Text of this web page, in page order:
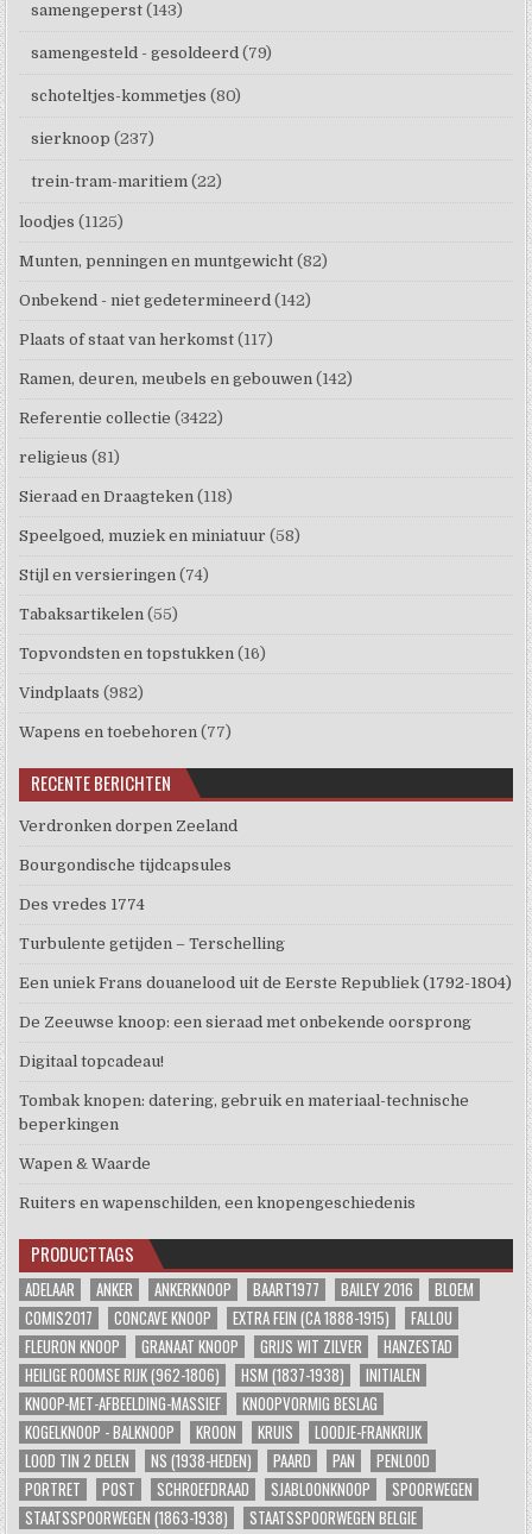
samengeperst (143)
samengesteld - gesoldeerd (79)
schoteltjes-kommetjes (80)
sierknoop (237)
trein-tram-maritiem (22)
loodjes (1125)
Munten, penningen en muntgewicht (82)
Onbekend - niet gedetermineerd (142)
Plaats of staat van herkomst (117)
Ramen, deuren, meubels en gebouwen (142)
Referentie collectie (3422)
religieus (81)
Sieraad en Draagteken (118)
Speelgoed, muziek en miniatuur (58)
Stijl en versieringen (74)
Tabaksartikelen (55)
Topvondsten en topstukken (16)
Vindplaats (982)
Wapens en toebehoren (77)
RECENTE BERICHTEN
Verdronken dorpen Zeeland
Bourgondische tijdcapsules
Des vredes 1774
Turbulente getijden – Terschelling
Een uniek Frans douanelood uit de Eerste Republiek (1792-1804)
De Zeeuwse knoop: een sieraad met onbekende oorsprong
Digitaal topcadeau!
Tombak knopen: datering, gebruik en materiaal-technische
beperkingen
Wapen & Waarde
Ruiters en wapenschilden, een knopengeschiedenis
PRODUCTTAGS
ADELAAR ANKER ANKERKNOOP BAART1977 BAILEY 2016
BLOEM
COMIS2017
CONCAVE KNOOP EXTRA FEIN (CA 1888-1915)
FALLOU
FLEURON KNOOP
GRANAAT KNOOP GRIJS WIT ZILVER
HANZESTAD
HEILIGE ROOMSE RIJK (962-1806)
HSM (1837-1938)
INITIALEN
KNOOP-MET-AFBEELDING-MASSIEF
KNOOPVORMIG BESLAG
KOGELKNOOP - BALKNOOP
KROON KRUIS
LOODJE-FRANKRIJK
LOOD TIN 2 DELEN
NS (1938-HEDEN) PAARD PAN
PENLOOD
PORTRET
POST SCHROEFDRAAD SJABLOONKNOOP
SPOORWEGEN
STAATSSPOORWEGEN (1863-1938)
STAATSSPOORWEGEN BELGIE